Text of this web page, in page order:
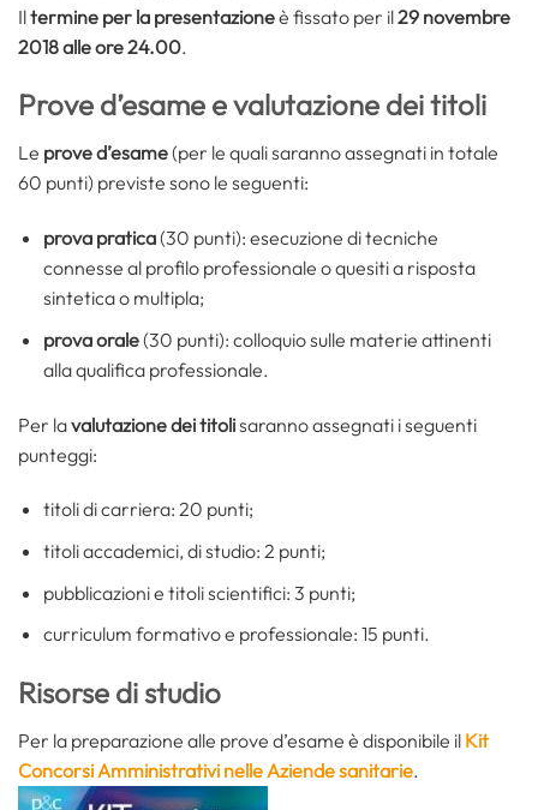
Iltermine per la presentazioneè fissato per il29 novembre
2018 alle ore 24.00.
Prove d’esame e valutazione dei titoli
Le prove d’esame(per le quali saranno assegnati in totale
60 punti) previste sono le seguenti:
prova pratica(30 punti): esecuzione di tecniche
connesse al profilo professionale o quesiti a risposta
sintetica o multipla;
prova orale(30 punti): colloquio sulle materie attinenti
alla qualifica professionale.
Per lavalutazione dei titolisaranno assegnati i seguenti
punteggi:
titoli di carriera: 20 punti;
titoli accademici, di studio: 2 punti;
pubblicazioni e titoli scientifici: 3 punti;
curriculum formativo e professionale: 15 punti.
Risorse di studio
Per la preparazione alle prove d’esame è disponibile il Kit
Concorsi Amministrativi nelle Aziende sanitarie.